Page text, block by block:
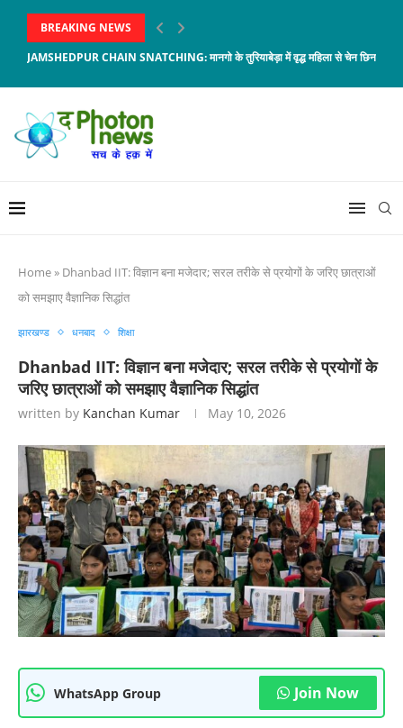
BREAKING NEWS
JAMSHEDPUR CHAIN SNATCHING: मानगो के तुरियाबेड़ा में वृद्ध महिला से चेन छिनताई,
Home» Dhanbad IIT: विज्ञान बना मजेदार; सरल तरीके से प्रयोगों के जरिए छात्राओं
को समझाए वैज्ञानिक सिद्धांत
झारखण्ड धनबाद शिक्षा
Dhanbad IIT: विज्ञान बना मजेदार; सरल तरीके से प्रयोगों के
जरिए छात्राओं को समझाए वैज्ञानिक सिद्धांत
written by Kanchan Kumar May 10, 2026
WhatsApp Group Join Now